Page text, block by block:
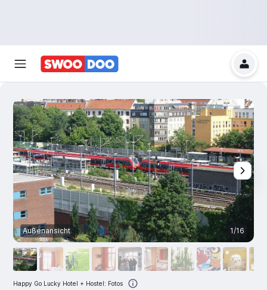
Außenansicht 1/16
Happy Go Lucky Hotel + Hostel: Fotos